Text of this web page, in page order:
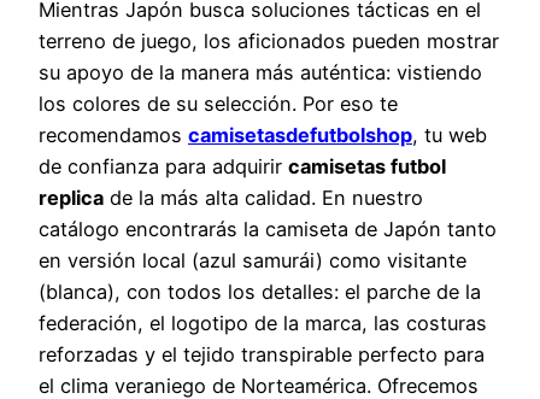
Mientras Japón busca soluciones tácticas en el
terreno de juego, los aficionados pueden mostrar
su apoyo de la manera más auténtica: vistiendo
los colores de su selección. Por eso te
recomendamos camisetasdefutbolshop, tu web
de confianza para adquirir camisetas futbol
replica de la más alta calidad. En nuestro
catálogo encontrarás la camiseta de Japón tanto
en versión local (azul samurái) como visitante
(blanca), con todos los detalles: el parche de la
federación, el logotipo de la marca, las costuras
reforzadas y el tejido transpirable perfecto para
el clima veraniego de Norteamérica. Ofrecemos